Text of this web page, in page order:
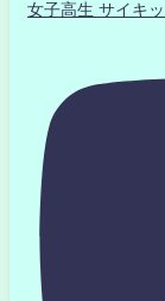
女子高生 サイキ